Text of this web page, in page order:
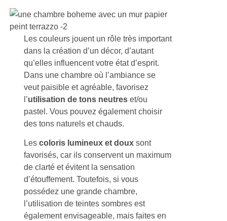
Les couleurs jouent un rôle très important
dans la création d’un décor, d’autant
qu’elles influencent votre état d’esprit.
Dans une chambre où l’ambiance se
veut paisible et agréable, favorisez
l’utilisation de tons neutres et/ou
pastel. Vous pouvez également choisir
des tons naturels et chauds.
Lescoloris lumineux et douxsont
favorisés, car ils conservent un maximum
de clarté et évitent la sensation
d’étouffement. Toutefois, si vous
possédez une grande chambre,
l’utilisation de teintes sombres est
également envisageable, mais faites en